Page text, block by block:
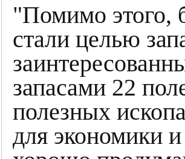
"Помимо этого,
стали целью
запасами 22
полезных
для экономики